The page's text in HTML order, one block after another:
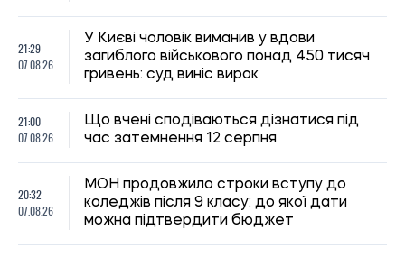
19:30
07.08.26
Українців за кордоном запрошують
долучитися до створення Мережі
єдності: як подати пропозиції
19:00
07.08.26
Вчені з’ясували, як таргани впізнають
«своїх»
18:30
07.08.26
Ринок праці в Україні: чому роботодавці
не можуть знайти кадри, а працівники
все одно незадоволені